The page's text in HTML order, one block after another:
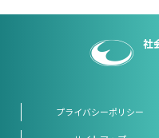
プライバシーポリシー